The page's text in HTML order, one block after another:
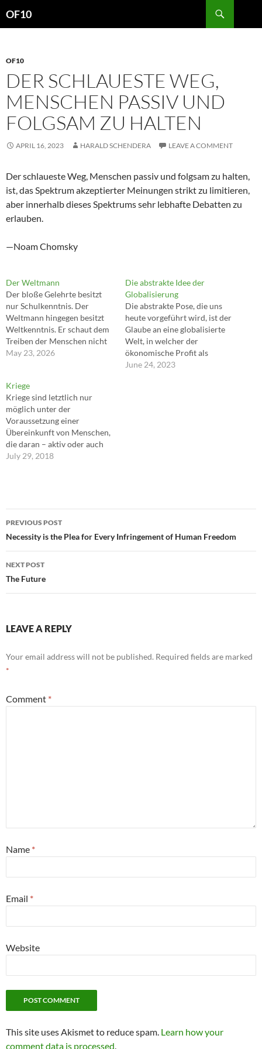
OF10
OF10
DER SCHLAUESTE WEG,
MENSCHEN PASSIV UND
FOLGSAM ZU HALTEN
APRIL 16, 2023 HARALD SCHENDERA LEAVE A COMMENT
Der schlaueste Weg, Menschen passiv und folgsam zu halten,
ist, das Spektrum akzeptierter Meinungen strikt zu limitieren,
aber innerhalb dieses Spektrums sehr lebhafte Debatten zu
erlauben.
—Noam Chomsky
Der Weltmann
Der bloße Gelehrte besitzt
nur Schulkenntnis. Der
Weltmann hingegen besitzt
Weltkenntnis. Er schaut dem
Treiben der Menschen nicht
nur passiv zu, sondern er ist
Kant
May 23, 2026
Die abstrakte Idee der
Globalisierung
Die abstrakte Pose, die uns
heute vorgeführt wird, ist der
Glaube an eine globalisierte
Welt, in welcher der
ökonomische Profit als
einzige Wahrheit und
June 24, 2023
Kriege
Kriege sind letztlich nur
möglich unter der
Voraussetzung einer
Übereinkunft von Menschen,
die daran – aktiv oder auch
passiv duldend – beteiligt
July 29, 2018
Post
navigation
PREVIOUS POST
Necessity is the Plea for Every Infringement of Human Freedom
NEXT POST
The Future
LEAVE A REPLY
Your email address will not be published. Required fields are marked
*
Comment *
Name *
Email *
Website
This site uses Akismet to reduce spam. Learn how your
comment data is processed.